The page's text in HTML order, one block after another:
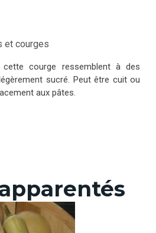
et courges
courge ressemblent à des
sucré. Peut être cuit ou
aux pâtes.